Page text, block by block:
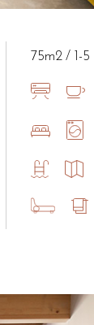
75m2 1-